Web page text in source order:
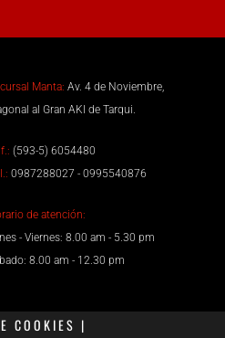
Manta: Av. 4 de Noviembre,
al Gran AKI de Tarqui.
(593-5) 6054480
0987288027 - 0995540876
de atención:
- Viernes: 8.00 am - 5.30 pm
8.00 am - 12.30 pm
COOKIES |